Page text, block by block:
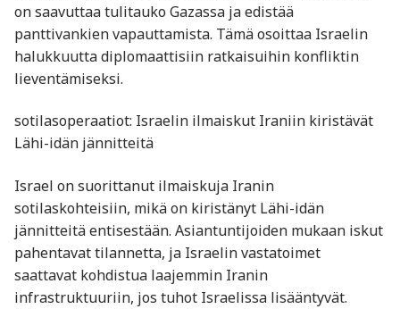
on saavuttaa tulitauko Gazassa ja edistää
panttivankien vapauttamista. Tämä osoittaa Israelin
halukkuutta diplomaattisiin ratkaisuihin konfliktin
lieventämiseksi.
sotilasoperaatiot: Israelin ilmaiskut Iraniin kiristävät
Lähi-idän jännitteitä
Israel on suorittanut ilmaiskuja Iranin
sotilaskohteisiin, mikä on kiristänyt Lähi-idän
jännitteitä entisestään. Asiantuntijoiden mukaan iskut
pahentavat tilannetta, ja Israelin vastatoimet
saattavat kohdistua laajemmin Iranin
infrastruktuuriin, jos tuhot Israelissa lisääntyvät.